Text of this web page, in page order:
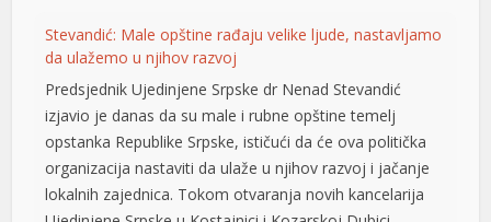
Stevandić: Male opštine rađaju velike ljude, nastavljamo
da ulažemo u njihov razvoj
Predsjednik Ujedinjene Srpske dr Nenad Stevandić
izjavio je danas da su male i rubne opštine temelj
opstanka Republike Srpske, ističući da će ova politička
organizacija nastaviti da ulaže u njihov razvoj i jačanje
lokalnih zajednica. Tokom otvaranja novih kancelarija